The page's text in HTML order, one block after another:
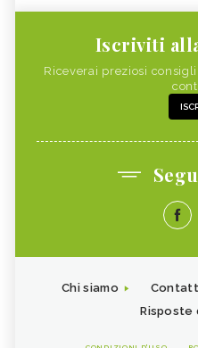
Iscriviti
Riceverai preziosi
Chi siamo
Risposte